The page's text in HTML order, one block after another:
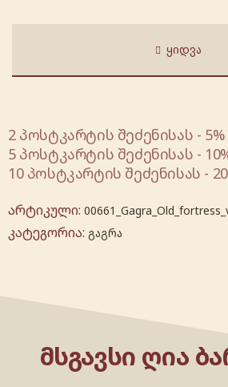
ᲧᲘᲓᲕᲐ
2 პოსტკარტის შეძენისას -
5 პოსტკარტის შეძენისას -
10 პოსტკარტის შეძენისას -
არტიკული:
კატეგორია: გაგრა
ᲛᲡᲒᲐᲕᲡᲘ ᲦᲘᲐ